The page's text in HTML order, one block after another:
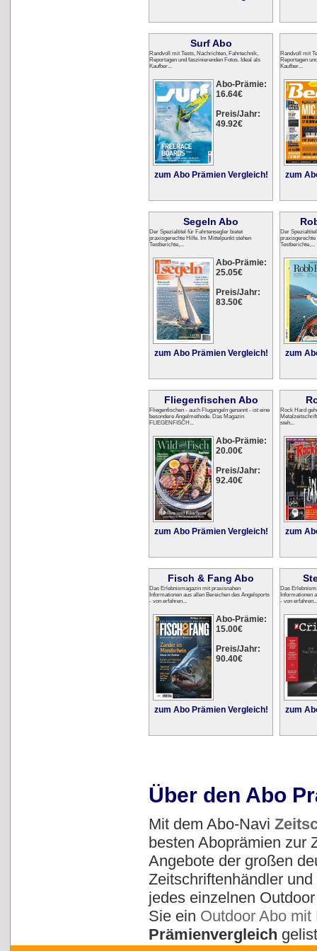
Surf Abo
Randvoll mit Tests, Nachrichten, Fahrtechnik,
Reportagen und faszinierenden Fotos. Ideal als
Kaufber...
Abo-Prämie:
16.64€
Preis/Jahr:
49.92€
zum Abo Prämien Vergleich!
Randvoll mit
Reportagen
Kaufber...
zum
Segeln Abo
Der Spezialtitel für Fahrtensegler bietet
praxisgerechte Hilfe. Im Mittelpunkt stehen
Testberichte,...
Abo-Prämie:
25.05€
Preis/Jahr:
83.50€
zum Abo Prämien Vergleich!
Der
Testberichte,...
zum
Fliegenfischen Abo
Fliegenfischen - auch Flugangeln genannt - ist eine
besondere Angelmethode. Das Magazin
FLIEGENFISCH...
Abo-Prämie:
20.00€
Preis/Jahr:
92.40€
zum Abo Prämien Vergleich!
Rock Hard
steh...
zum
Fisch & Fang Abo
Das Erlebnismagazin mit praxisnahen
Informationen aus allen Bereichen des Angelsports
- von erfahren...
Abo-Prämie:
15.00€
Preis/Jahr:
90.40€
zum Abo Prämien Vergleich!
Das
Informationen
- von erfahren...
zum
Über den Abo
Mit dem Abo-Navi
besten Aboprämien zur
Angebote der großen
Zeitschriftenhändler
jedes einzelnen
Sie ein Outdoor Abo mit
Prämienvergleich